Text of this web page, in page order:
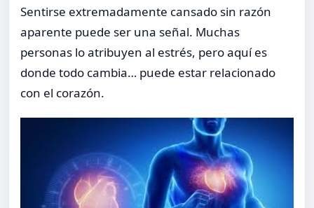
Sentirse extremadamente cansado sin razón
aparente puede ser una señal. Muchas
personas lo atribuyen al estrés, pero aquí es
donde todo cambia… puede estar relacionado
con el corazón.